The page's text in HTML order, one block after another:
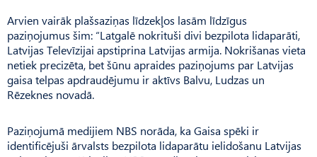
Arvien vairāk plašsaziņas līdzekļos lasām līdzīgus
paziņojumus šim: “Latgalē nokrituši divi bezpilota lidaparāti,
Latvijas Televīzijai apstiprina Latvijas armija. Nokrišanas vieta
netiek precizēta, bet šūnu apraides paziņojums par Latvijas
gaisa telpas apdraudējumu ir aktīvs Balvu, Ludzas un
Rēzeknes novadā.
Paziņojumā medijiem NBS norāda, ka Gaisa spēki ir
identificējuši ārvalsts bezpilota lidaparātu ielidošanu Latvijas